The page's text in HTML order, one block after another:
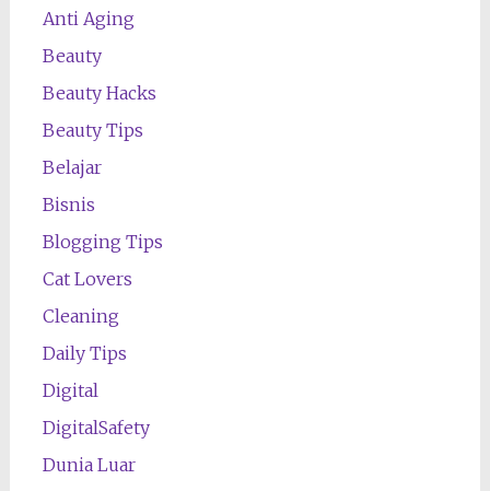
Anti Aging
Beauty
Beauty Hacks
Beauty Tips
Belajar
Bisnis
Blogging Tips
Cat Lovers
Cleaning
Daily Tips
Digital
DigitalSafety
Dunia Luar